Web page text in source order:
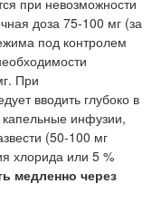
доза 75-100 мг (за
под контролем
При
вводить глубоко в
инфузии,
(50-100 мг
хлорида или 5 %
медленно через